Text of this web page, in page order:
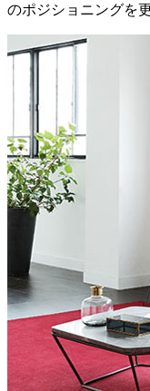
のポジショニングを